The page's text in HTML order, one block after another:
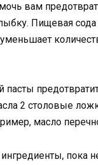
вам
Пищевая
2 столовые
масло
пока